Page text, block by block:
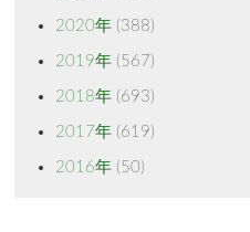
2020年(388)
2019年(567)
2018年(693)
2017年(619)
2016年(50)